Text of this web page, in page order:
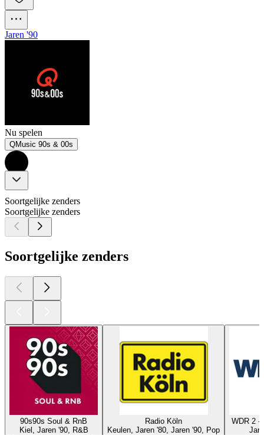
Jaren '90
Nu spelen
QMusic 90s & 00s
Soortgelijke zenders
Soortgelijke zenders
Soortgelijke zenders
90s90s Soul & RnB
Kiel, Jaren '90, R&B
Radio Köln
Keulen, Jaren '80, Jaren '90, Pop
WDR 2 -